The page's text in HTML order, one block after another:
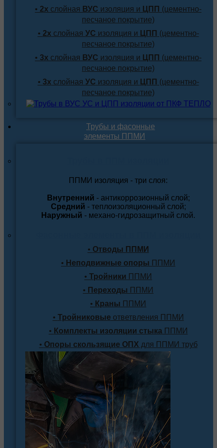
• 2х слойная ВУС изоляция и ЦПП (цементно-
песчаное покрытие)
• 2х слойная УС изоляция и ЦПП (цементно-
песчаное покрытие)
• 3х слойная ВУС изоляция и ЦПП (цементно-
песчаное покрытие)
• 3х слойная УС изоляция и ЦПП (цементно-
песчаное покрытие)
Трубы и фасонные
элементы ППМИ
ППМИ изоляция - три слоя:
Внутренний - антикоррозионный слой;
Средний - теплоизоляционный слой;
Наружный - механо-гидрозащитный слой.
• Отводы ППМИ
• Неподвижные опоры ППМИ
• Тройники ППМИ
• Переходы ППМИ
• Краны ППМИ
• Тройниковые ответвления ППМИ
• Комплекты изоляции стыкаППМИ
• Опоры скользящие ОПХ для ППМИ труб